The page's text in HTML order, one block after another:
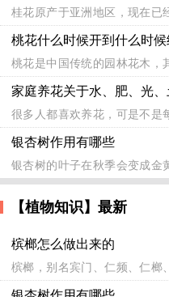
桂花原产于亚洲地区，现在已
桃花什么时候开到什么时候
桃花是中国传统的园林花木，
家庭养花关于水、肥、光
很多人都喜欢养花，可是不是
银杏树作用有哪些
银杏树的叶子在秋季会变成金
【植物知识】最新
槟榔怎么做出来的
槟榔，别名宾门、仁频、仁榔